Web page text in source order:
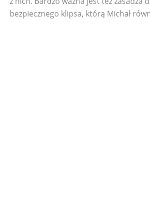
bezpiecznego klipsa, którą Michał